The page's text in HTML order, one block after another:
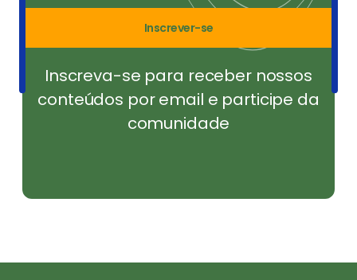
Inscrever-se
Inscreva-se para receber nossos
conteúdos por email e participe da
comunidade